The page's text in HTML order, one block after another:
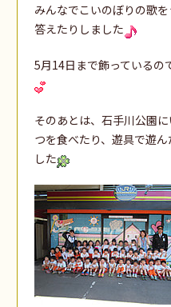
みんなでこいのぼりの歌
答えたりしました
5月14日まで飾っているの
そのあとは、石手川公園
つを食べたり、遊具で遊
した